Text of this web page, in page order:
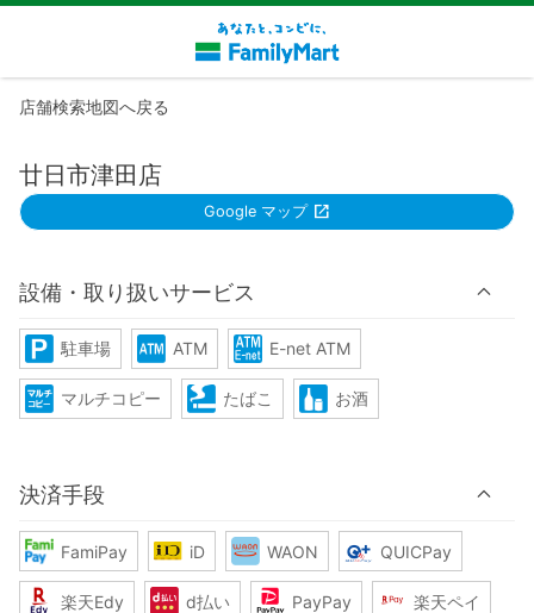
店舗検索地図へ戻る
廿日市津田店
Google マップ
設備・取り扱いサービス
駐車場 ATM E-net ATM
マルチコピー たばこ お酒
決済手段
FamiPay iD WAON QUICPay
楽天Edy d払い PayPay 楽天ペイ